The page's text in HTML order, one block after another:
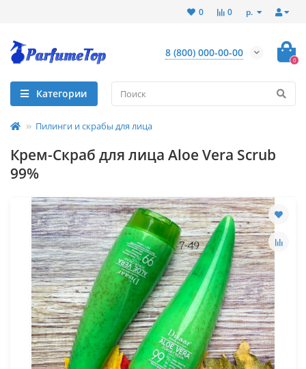
р.
0
0
8 (800) 000-00-00
0
Категории
Пилинги и скрабы для лица
Крем-Скраб для лица Aloe Vera Scrub
99%